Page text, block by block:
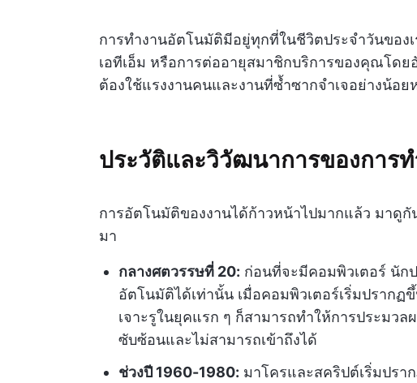
การทำงานอัตโนมัติมีอยู่ทุกที่ในชีวิตประจำวันของ
เอทีเอ็ม หรือการต่ออายุสมาชิกบริการของคุณโด
ต้องใช้แรงงานคนและงานที่ซ้ำซากจำเจอย่างน้อ
ประวัติและวิวัฒนาการของการ
การอัตโนมัติของงานได้ก้าวหน้าไปมากแล้ว มาดู
มา
กลางศตวรรษที่ 20: ก่อนที่จะมีคอมพิวเตอร์ นัก
อัตโนมัติได้เท่านั้น เมื่อคอมพิวเตอร์เริ่มปราก
เจาะรูในยุคแรก ๆ ก็สามารถทำให้การประมว
ซับซ้อนและไม่สามารถเข้าถึงได้
ช่วงปี 1960-1980: มาโครและสคริปต์เริ่มปรา